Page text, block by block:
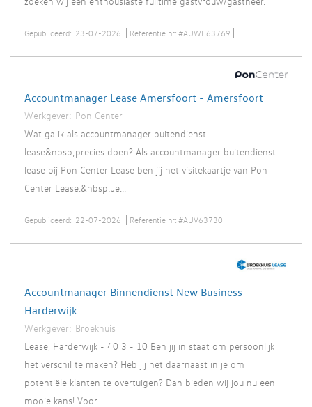
Gepubliceerd: 23-07-2026 Referentie nr: #AUWE63769
Accountmanager Lease Amersfoort - Amersfoort
Werkgever: Pon Center
Wat ga ik als accountmanager buitendienst
lease&nbsp;precies doen? Als accountmanager buitendienst
lease bij Pon Center Lease ben jij het visitekaartje van Pon
Center Lease.&nbsp;Je...
Gepubliceerd: 22-07-2026 Referentie nr: #AUV63730
Accountmanager Binnendienst New Business -
Harderwijk
Werkgever: Broekhuis
Lease, Harderwijk - 40 3 - 10 Ben jij in staat om persoonlijk
het verschil te maken? Heb jij het daarnaast in je om
potentiële klanten te overtuigen? Dan bieden wij jou nu een
mooie kans! Voor...